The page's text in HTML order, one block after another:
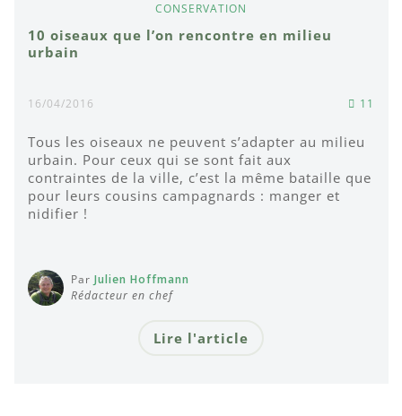
CONSERVATION
10 oiseaux que l’on rencontre en milieu
urbain
16/04/2016 11
Tous les oiseaux ne peuvent s’adapter au milieu
urbain. Pour ceux qui se sont fait aux
contraintes de la ville, c’est la même bataille que
pour leurs cousins campagnards : manger et
nidifier !
Par Julien Hoffmann
Rédacteur en chef
Lire l'article